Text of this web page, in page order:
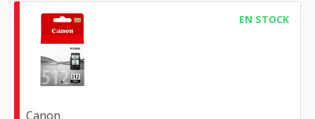
EN STOCK
Canon